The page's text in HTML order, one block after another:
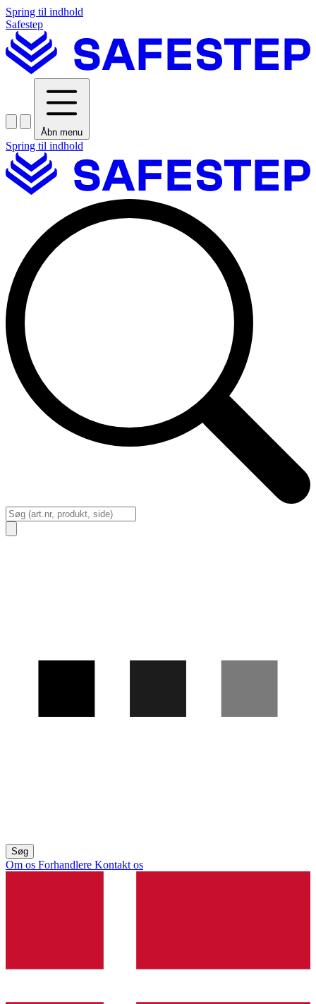
Spring til indhold
Safestep
Åbn menu
Spring til indhold
Om os Forhandlere Kontakt os